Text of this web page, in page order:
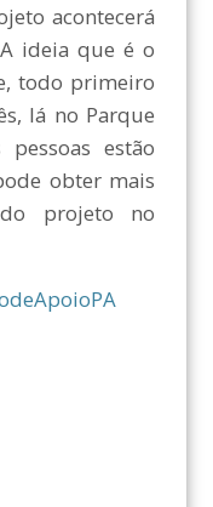
acontecerá
ideia que é o
todo primeiro
lá no Parque
estão
obter mais
projeto no